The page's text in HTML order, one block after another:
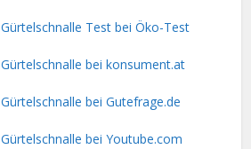
Gürtelschnalle Test bei Öko-Test
Gürtelschnalle bei konsument.at
Gürtelschnalle bei Gutefrage.de
Gürtelschnalle bei Youtube.com